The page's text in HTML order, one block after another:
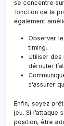
se concentre
fonction de la
également
Observer
timing.
Utiliser des
dérouter
s’assurer
Enfin, soyez
jeu. Si l’attaque
position, être